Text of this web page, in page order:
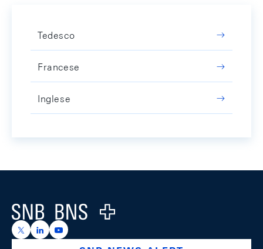
Tedesco
Francese
Inglese
Logo
https://x.com/snb_bns
https://ch.linkedin.com/company/swiss-national-
https://www.youtube.com/@swissnationalbank